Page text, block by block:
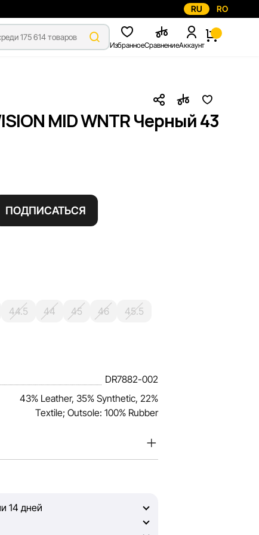
RU RO
ИзбранноеСравнениеАккаунт
MID WNTR Черный 43
ПОДПИСАТЬСЯ
44.5 44 45 46
45.5
DR7882-002
43% Leather, 35% Synthetic, 22%
Textile; Outsole: 100% Rubber
о товарах и услугах,
чтобы вы смогли
14 дней